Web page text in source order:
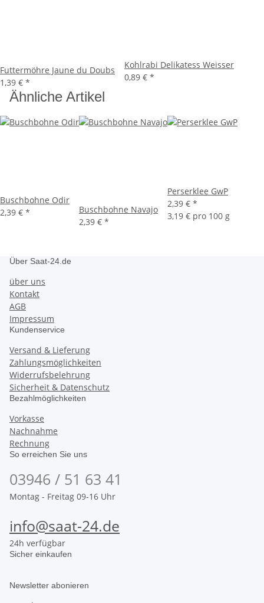
Futtermöhre Jaune du Doubs
1,39 € *
Kohlrabi Delikatess Weisser
0,89 € *
Ähnliche Artikel
Buschbohne Odir
2,39 € *
Buschbohne Navajo
2,39 € *
Perserklee GwP
2,39 € *
3,19 € pro 100 g
Über Saat-24.de
über uns
Kontakt
AGB
Impressum
Kundenservice
Versand & Lieferung
Zahlungsmöglichkeiten
Widerrufsbelehrung
Sicherheit & Datenschutz
Bezahlmöglichkeiten
Vorkasse
Nachnahme
Rechnung
So erreichen Sie uns
03946 / 51 63 41
Montag - Freitag 09-16 Uhr
info@saat-24.de
24h verfügbar
Sicher einkaufen
Newsletter abonieren